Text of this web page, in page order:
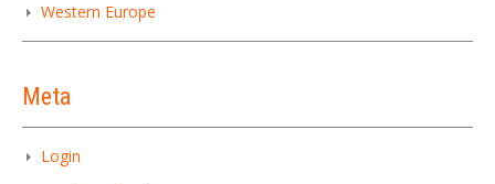
Western Europe
Meta
Login